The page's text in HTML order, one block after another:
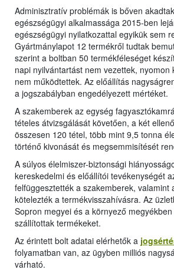
Adminisztratív problémák is bőven
egészségügyi alkalmassága 2015-ben
egészségügyi nyilatkozattal egyikük sem
Gyártmánylapot 12 termékről tudtak
szerint a boltban 50 termékféleséget
napi nyilvántartást nem vezettek, nyomon
nem működtettek. Az előállítás
a jogszabályban engedélyezett mértéket.
A szakemberek az egység
tételes átvizsgálását követően, a két
összesen 120 tétel, több mint 9,5 tonna
történő kivonását és megsemmisítését
A súlyos élelmiszer-biztonsági
kereskedelmi és előállítói tevékenységét
felfüggesztették a szakemberek, valamint
kötelezték a termékvisszahívásra. Az
Sopron megyei és a környező
szállítottak termékeket.
Az érintett bolt adatai elérhetők a
folyamatban van, az ügyben milliós
várható.